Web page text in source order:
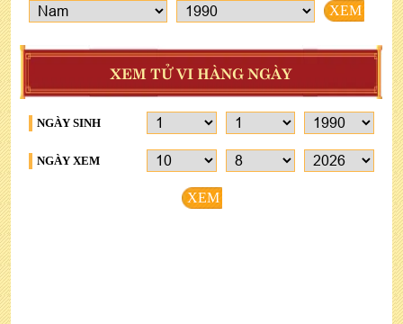
XEM
XEM TỬ VI HÀNG NGÀY
NGÀY SINH
NGÀY XEM
XEM